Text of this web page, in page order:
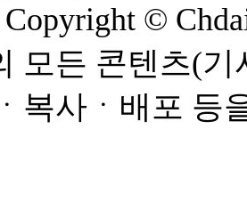
Copyright ©
모든 콘텐츠(
복사ㆍ배포 등